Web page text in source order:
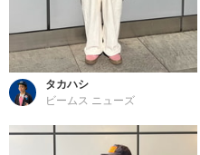
タカハシ
ビームス ニューズ